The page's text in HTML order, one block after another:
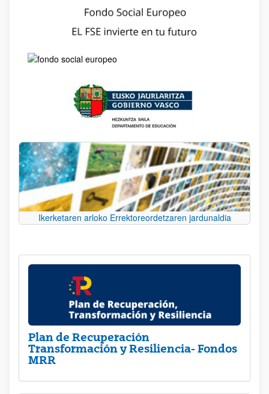
Ikerketaren arloko Errektoreordetzaren jardunaldia
Plan de Recuperación
Transformación y Resiliencia- Fondos
MRR